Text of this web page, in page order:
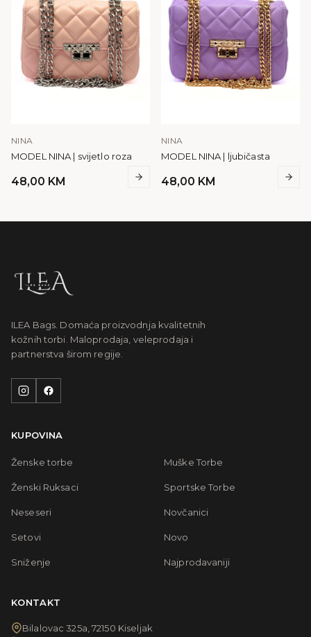
NINA
MODEL NINA | svijetlo roza
48,00 KM
NINA
MODEL NINA | ljubičasta
48,00 KM
ILEA Bags. Domaća proizvodnja kvalitetnih
kožnih torbi. Maloprodaja, veleprodaja i
partnerstva širom regije.
KUPOVINA
Ženske torbe Muške Torbe
Ženski Ruksaci Sportske Torbe
Neseseri Novčanici
Setovi Novo
Sniženje Najprodavaniji
KONTAKT
Bilalovac 325a, 72150 Kiseljak